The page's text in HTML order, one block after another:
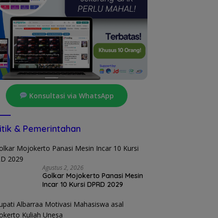
Konsultasi via WhatsApp
& Pemerintahan
Agustus 2, 2026
Golkar Mojokerto Panasi Mesin
Incar 10 Kursi DPRD 2029